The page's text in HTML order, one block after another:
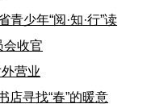
少年“阅·知·行”读
会收官
营业
店寻找“春”的暖意